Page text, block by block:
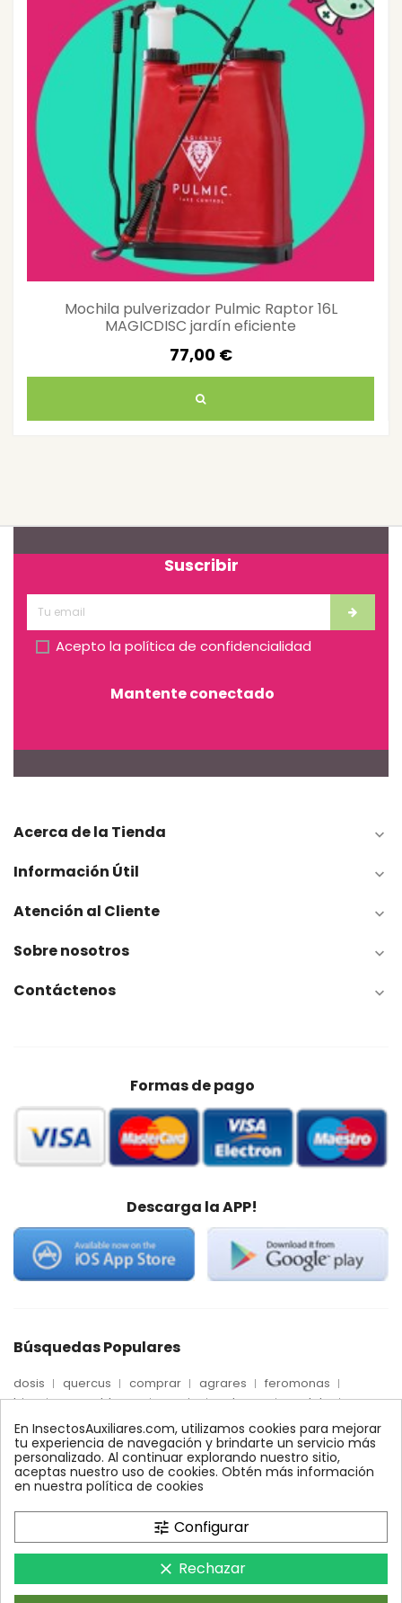
Mochila pulverizador Pulmic Raptor 16L
MAGICDISC jardín eficiente
77,00 €
Suscribir
Acepto la política de confidencialidad
Mantente conectado
Acerca de la Tienda 
Información Útil 
Atención al Cliente 
Sobre nosotros 
Contáctenos 
Formas de pago
Descarga la APP!
Búsquedas Populares
dosis quercus comprar agrares
feromonas
trips
mosca blanca precio palmera
quelato
Econex
control amblyseius araña roja
max
nido encinas alcornoques
conector
xilemax
foresta monitoreo ynject
fertinyect
bioline
robles conectores
ecologico
control biologico
InsectosAuxiliares.com © 2008 - 2026. Expertos en Agricultura
En InsectosAuxiliares.com, utilizamos cookies para mejorar
tu experiencia de navegación y brindarte un servicio más
personalizado. Al continuar explorando nuestro sitio,
aceptas nuestro uso de cookies. Obtén más información
en nuestra política de cookies
tune Configurar
clear Rechazar